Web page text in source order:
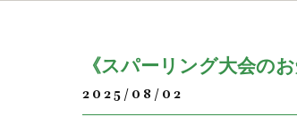
《スパーリング大会のお
2025/08/02